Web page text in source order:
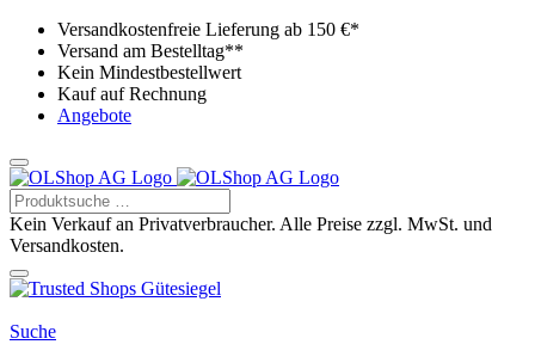
Versandkostenfreie Lieferung ab 150 €*
Versand am Bestelltag**
Kein Mindestbestellwert
Kauf auf Rechnung
Angebote
Kein Verkauf an Privatverbraucher. Alle Preise zzgl. MwSt. und
Versandkosten.
Suche